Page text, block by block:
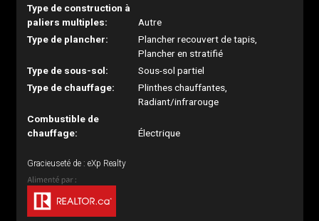
Type de construction à
paliers multiples:
Autre
Type de plancher:
Plancher recouvert de tapis,
Plancher en stratifié
Type de sous-sol:
Sous-sol partiel
Type de chauffage:
Plinthes chauffantes,
Radiant/infrarouge
Combustible de
chauffage:
Électrique
Gracieuseté de : eXp Realty